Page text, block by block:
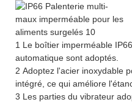
1 Le boîtier imperméable
automatique sont adoptés.
2 Adoptez l'acier inoxydable
intégré, ce qui améliore
3 Les parties du vibrateur